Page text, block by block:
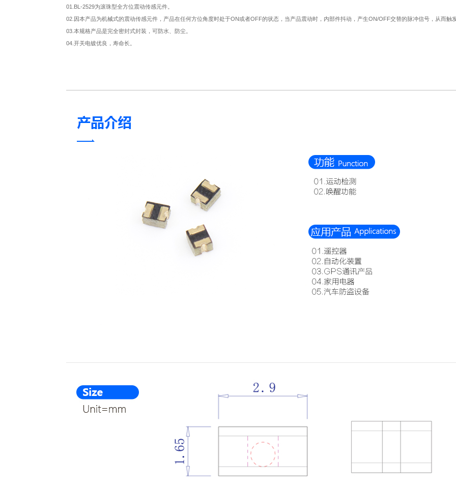
01.BL-2529为滚珠型全方位震动传感元件。
02.因本产品为机械式的震动传感元件，产品在任何方位角度时处于ON或者OFF的状态，当产品震动时，内部件抖动，产生ON/OFF交替的脉冲信号，从而触
03.本规格产品是完全密封式封装，可防水、防尘。
04.开关电镀优良，寿命长。